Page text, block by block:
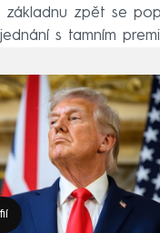
základnu zpět se
s tamním